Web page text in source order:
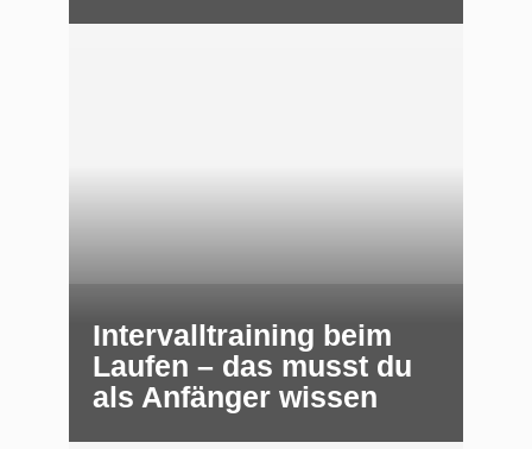
Intervalltraining beim
Laufen – das musst du
als Anfänger wissen